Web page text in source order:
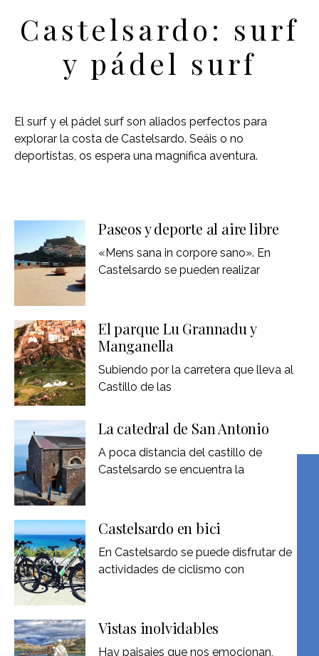
Castelsardo: surf
y pádel surf
El surf y el pádel surf son aliados perfectos para
explorar la costa de Castelsardo. Seáis o no
deportistas, os espera una magnífica aventura.
Paseos y deporte al aire libre
«Mens sana in corpore sano». En
Castelsardo se pueden realizar
El parque Lu Grannadu y
Manganella
Subiendo por la carretera que lleva al
Castillo de las
La catedral de San Antonio
A poca distancia del castillo de
Castelsardo se encuentra la
Castelsardo en bici
En Castelsardo se puede disfrutar de
actividades de ciclismo con
Vistas inolvidables
Hay paisajes que nos emocionan,